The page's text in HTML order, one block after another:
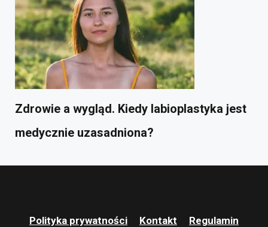
Zdrowie a wygląd. Kiedy labioplastyka jest
medycznie uzasadniona?
Polityka prywatności Kontakt Regulamin